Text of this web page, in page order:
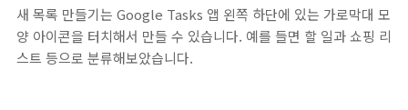
새 목록 만들기는 Google Tasks 앱 왼쪽 하단에 있는 가로막대 모
양 아이콘을 터치해서 만들 수 있습니다. 예를 들면 할 일과 쇼핑 리
스트 등으로 분류해보았습니다.